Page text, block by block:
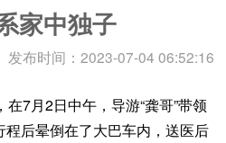
家中独子
发布时间：2023-07-04 06:52:16
7月2日中午，导游“龚哥”带领
后晕倒在了大巴车内，送医后